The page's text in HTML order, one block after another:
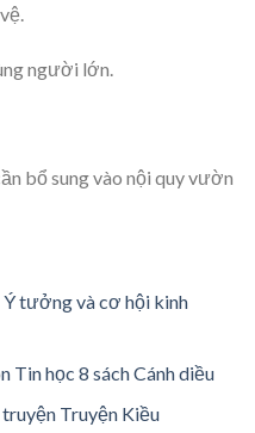
người lớn.
bổ sung vào nội quy vườn
Ý tưởng và cơ hội kinh
học 8 sách Cánh diều
Truyện Kiều